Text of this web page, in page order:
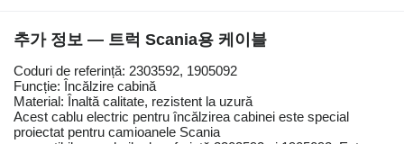
추가 정보 — 트럭 Scania용 케이블
Coduri de referință: 2303592, 1905092
Funcție: Încălzire cabină
Material: Înaltă calitate, rezistent la uzură
Acest cablu electric pentru încălzirea cabinei este special
proiectat pentru camioanele Scania